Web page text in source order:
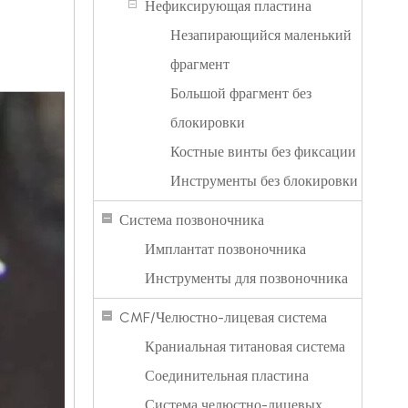
Нефиксирующая пластина
Незапирающийся маленький
фрагмент
Большой фрагмент без
блокировки
Костные винты без фиксации
Инструменты без блокировки
Система позвоночника
Имплантат позвоночника
Инструменты для позвоночника
CMF/Челюстно-лицевая система
Краниальная титановая система
Соединительная пластина